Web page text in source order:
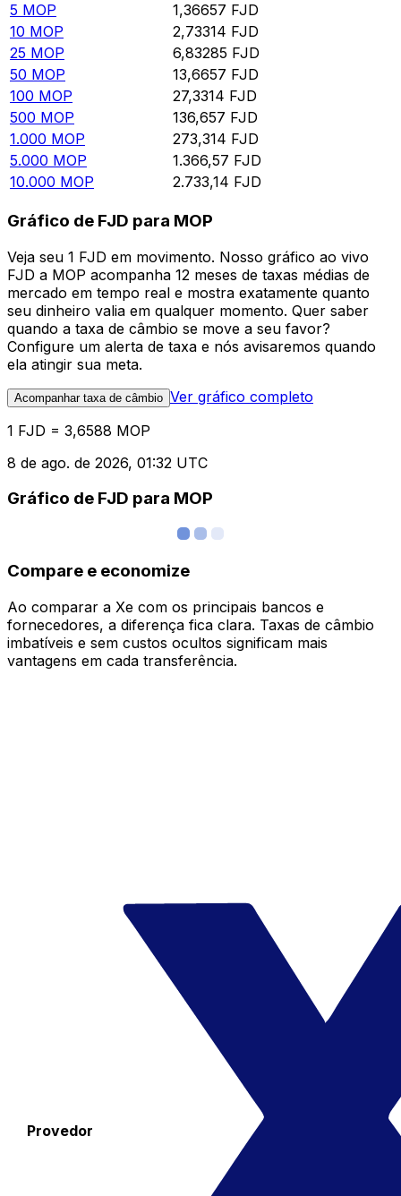
5 MOP 1,36657 FJD
10 MOP 2,73314 FJD
25 MOP 6,83285 FJD
50 MOP 13,6657 FJD
100 MOP 27,3314 FJD
500 MOP 136,657 FJD
1.000 MOP 273,314 FJD
5.000 MOP 1.366,57 FJD
10.000 MOP 2.733,14 FJD
Gráfico de FJD para MOP
Veja seu 1 FJD em movimento. Nosso gráfico ao vivo
FJD a MOP acompanha 12 meses de taxas médias de
mercado em tempo real e mostra exatamente quanto
seu dinheiro valia em qualquer momento. Quer saber
quando a taxa de câmbio se move a seu favor?
Configure um alerta de taxa e nós avisaremos quando
ela atingir sua meta.
Acompanhar taxa de câmbio Ver gráfico completo
1 FJD = 3,6588 MOP
8 de ago. de 2026, 01:32 UTC
Gráfico de FJD para MOP
Compare e economize
Ao comparar a Xe com os principais bancos e
fornecedores, a diferença fica clara. Taxas de câmbio
imbatíveis e sem custos ocultos significam mais
vantagens em cada transferência.
Provedor